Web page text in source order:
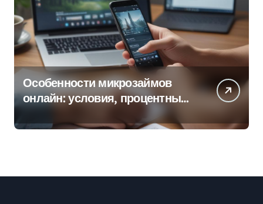
Особенности микрозаймов
онлайн: условия, процентные
ставки и порядок оформления